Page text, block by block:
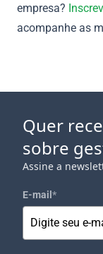
empresa?
acompanhe as
Quer
sobre
Assine a
E-mail *